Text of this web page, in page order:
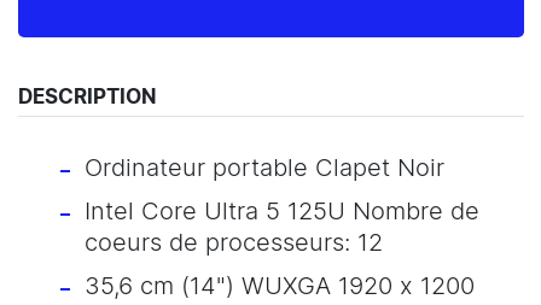
DESCRIPTION
Ordinateur portable Clapet Noir
Intel Core Ultra 5 125U Nombre de
coeurs de processeurs: 12
35,6 cm (14") WUXGA 1920 x 1200